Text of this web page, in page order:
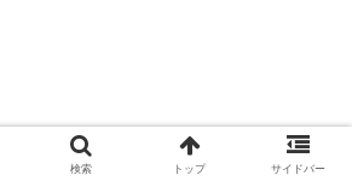
検索 トップ サイドバー